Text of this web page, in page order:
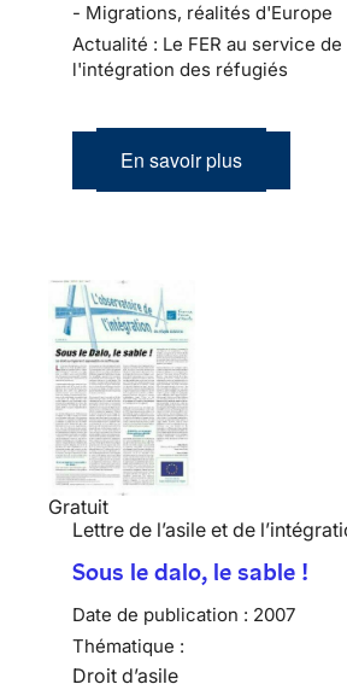
- Migrations, réalités d'Europe
Actualité : Le FER au service de
l'intégration des réfugiés
En savoir plus
Gratuit
Lettre de l’asile et de
Sous le dalo, le sable !
Date de publication : 2007
Thématique :
Droit d’asile